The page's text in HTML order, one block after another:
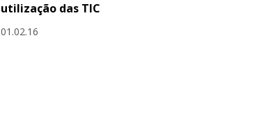
utilização das TIC
01.02.16